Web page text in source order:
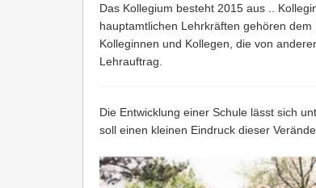
Das Kollegium besteht 2015 aus ..
hauptamtlichen Lehrkräften gehören
Kolleginnen und Kollegen, die von
Lehrauftrag.
Die Entwicklung einer Schule lässt sich
soll einen kleinen Eindruck dieser